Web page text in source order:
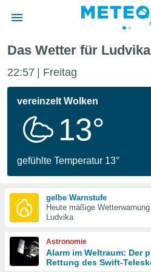
wurde
dass
sind.
diese
Das Wetter für Ludvika
22:57 Freitag
vereinzelt Wolken
13°
gefühlte Temperatur 13°
gelbe Warnstufe
Heute mäßige
Ludvika
Astronomie
Alarm im Weltraum: Der
Rettung des Swift-